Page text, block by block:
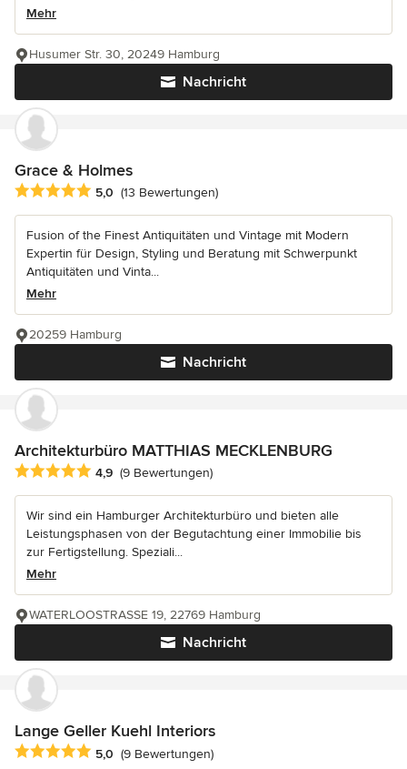
Mehr
Nachricht
Husumer Str. 30, 20249 Hamburg
Grace & Holmes
Durchschnittliche Bewertung: 5 von 5 Sternen
5,0 (13 Bewertungen)
Fusion of the Finest Antiquitäten und Vintage mit Modern
Expertin für Design, Styling und Beratung mit Schwerpunkt
Antiquitäten und Vinta...
Mehr
Nachricht
20259 Hamburg
Architekturbüro MATTHIAS MECKLENBURG
Durchschnittliche Bewertung: 4.9 von 5 Sternen
4,9 (9 Bewertungen)
Wir sind ein Hamburger Architekturbüro und bieten alle
Leistungsphasen von der Begutachtung einer Immobilie bis
zur Fertigstellung. Speziali...
Mehr
Nachricht
WATERLOOSTRASSE 19, 22769 Hamburg
Lange Geller Kuehl Interiors
Durchschnittliche Bewertung: 5 von 5 Sternen
5,0 (9 Bewertungen)